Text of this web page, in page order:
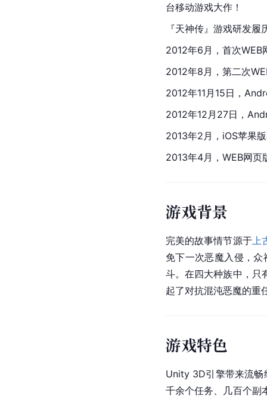
台移动游戏大作！
『天神传』游戏研发履
2012年6月，首次WEB
2012年8月，第二次
2012年11月15日，
2012年12月27日，
2013年2月，iOS苹果
2013年4月，WEB网页
游戏背景
完美的故事情节源于上
免下一次恶魔入侵，
斗。在四大种族中，只
起了对抗混沌恶魔的重
游戏特色
Unity 3D引擎带来流畅
千余个任务、几百个副